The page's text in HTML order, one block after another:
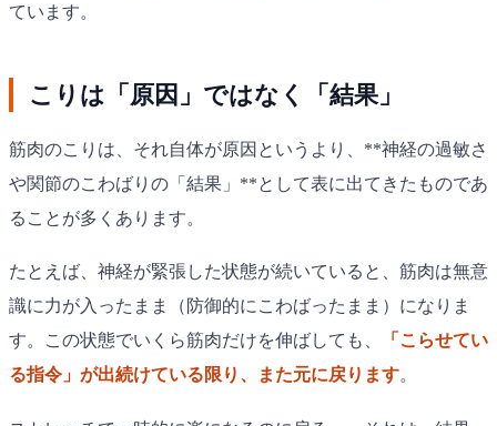
ています。
こりは「原因」ではなく「結果」
筋肉のこりは、それ自体が原因というより、**神経の過敏さ
や関節のこわばりの「結果」**として表に出てきたものであ
ることが多くあります。
たとえば、神経が緊張した状態が続いていると、筋肉は無意
識に力が入ったまま（防御的にこわばったまま）になりま
す。この状態でいくら筋肉だけを伸ばしても、
「こらせてい
る指令」が出続けている限り、また元に戻ります。